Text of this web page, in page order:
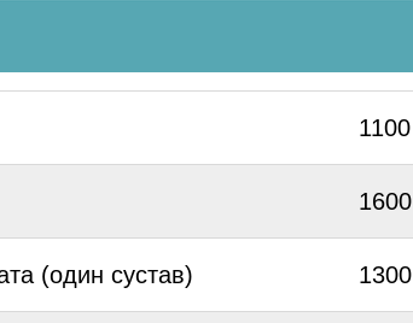
1100
1600
(один сустав) 1300